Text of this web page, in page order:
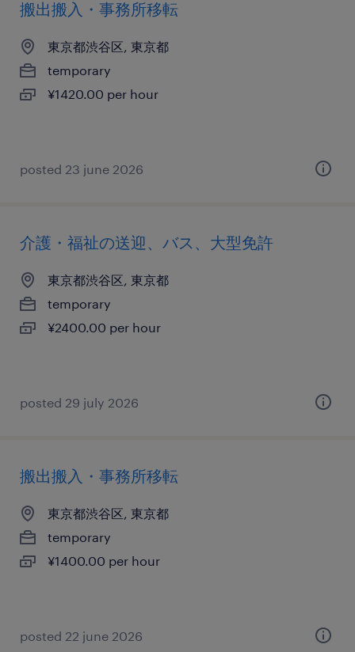
搬出搬入・事務所移転
東京都渋谷区, 東京都
temporary
¥1420.00 per hour
posted 23 june 2026
介護・福祉の送迎、バス、大型免許
東京都渋谷区, 東京都
temporary
¥2400.00 per hour
posted 29 july 2026
搬出搬入・事務所移転
東京都渋谷区, 東京都
temporary
¥1400.00 per hour
posted 22 june 2026